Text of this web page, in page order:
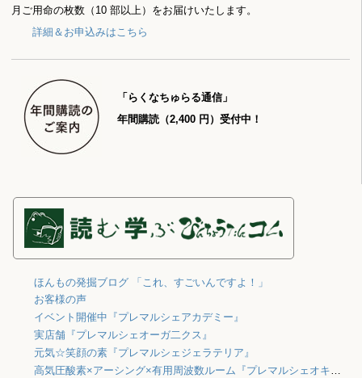
月ご用命の枚数（10 部以上）をお届けいたします。
詳細＆お申込みはこちら
「らくなちゅらる通信」
年間購読（2,400 円）受付中！
ほんもの発掘ブログ 「これ、すごいんですよ！」
お客様の声
イベント開催中『プレマルシェアカデミー』
実店舗『プレマルシェオーガ二クス』
元気☆笑顔の素『プレマルシェジェラテリア』